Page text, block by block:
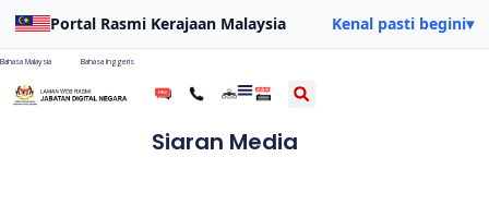
Portal Rasmi Kerajaan Malaysia Kenal pasti begini▾
Bahasa Malaysia Bahasa Inggeris
Siaran Media